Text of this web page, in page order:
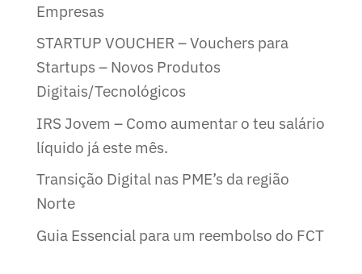
Empresas
STARTUP VOUCHER – Vouchers para
Startups – Novos Produtos
Digitais/Tecnológicos
IRS Jovem – Como aumentar o teu salário
líquido já este mês.
Transição Digital nas PME’s da região
Norte
Guia Essencial para um reembolso do FCT